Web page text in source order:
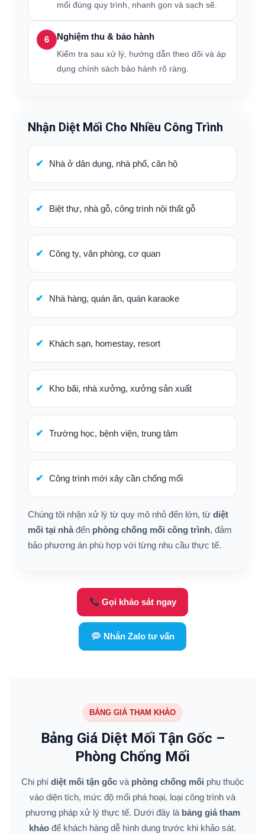
mối đúng quy trình, nhanh gọn và sạch sẽ.
6 Nghiệm thu & bảo hành
Kiểm tra sau xử lý, hướng dẫn theo dõi và áp
dụng chính sách bảo hành rõ ràng.
Nhận Diệt Mối Cho Nhiều Công Trình
Nhà ở dân dụng, nhà phố, căn hộ
Biệt thự, nhà gỗ, công trình nội thất gỗ
Công ty, văn phòng, cơ quan
Nhà hàng, quán ăn, quán karaoke
Khách sạn, homestay, resort
Kho bãi, nhà xưởng, xưởng sản xuất
Trường học, bệnh viện, trung tâm
Công trình mới xây cần chống mối
Chúng tôi nhận xử lý từ quy mô nhỏ đến lớn, từ diệt
mối tại nhà đến phòng chống mối công trình, đảm
bảo phương án phù hợp với từng nhu cầu thực tế.
Gọi khảo sát ngay
Nhắn Zalo tư vấn
BẢNG GIÁ THAM KHẢO
Bảng Giá Diệt Mối Tận Gốc –
Phòng Chống Mối
Chi phí diệt mối tận gốcvà phòng chống mối phụ thuộc
vào diện tích, mức độ mối phá hoại, loại công trình và
phương pháp xử lý thực tế. Dưới đây là bảng giá tham
khảo để khách hàng dễ hình dung trước khi khảo sát.